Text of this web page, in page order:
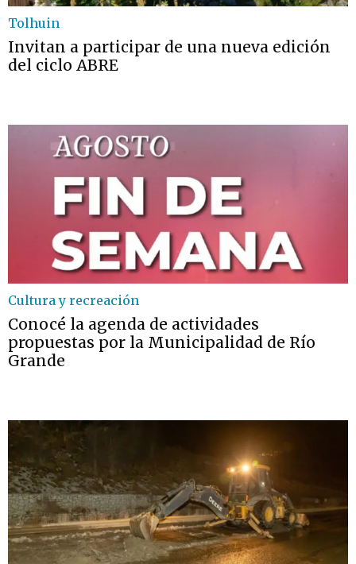
Tolhuin
Invitan a participar de una nueva edición
del ciclo ABRE
Cultura y recreación
Conocé la agenda de actividades
propuestas por la Municipalidad de Río
Grande